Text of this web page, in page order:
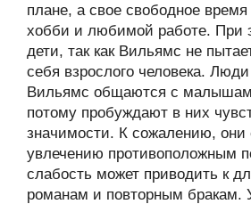
плане, а свое свободное
хобби и любимой работе. При
дети, так как Вильямс не
себя взрослого человека.
Вильямс общаются с
потому пробуждают в них
значимости. К сожалению, они
увлечению противоположным
слабость может приводить к
романам и повторным бракам.